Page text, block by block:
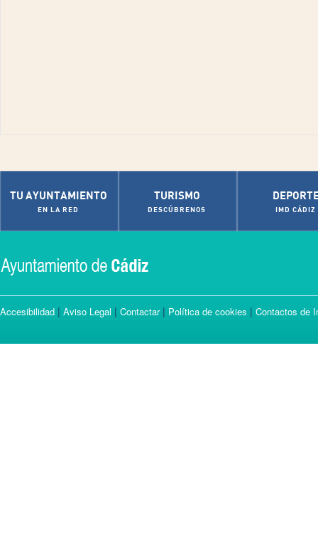
TU AYUNTAMIENTO
EN LA RED
TURISMO
DESCÚBRENOS IMD CÁDIZ
Accesibilidad | Aviso Legal | Contactar| Política de cookies | Contactos de